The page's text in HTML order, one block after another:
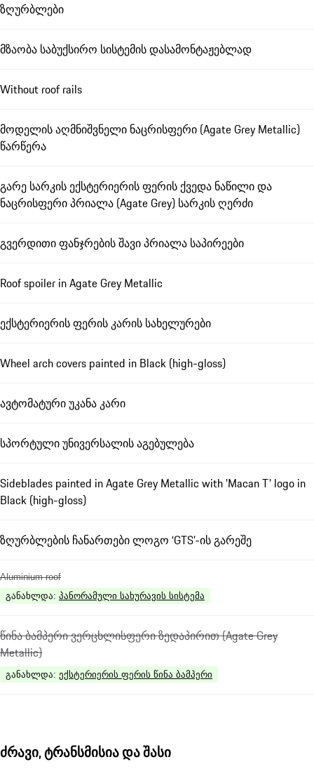
ზღურბლები
მზაობა საბუქსირო სისტემის დასამონტაჟებლად
Without roof rails
მოდელის აღმნიშვნელი ნაცრისფერი (Agate Grey Metallic)
წარწერა
გარე სარკის ექსტერიერის ფერის ქვედა ნაწილი და
ნაცრისფერი პრიალა (Agate Grey) სარკის ღერძი
გვერდითი ფანჯრების შავი პრიალა საპირეები
Roof spoiler in Agate Grey Metallic
ექსტერიერის ფერის კარის სახელურები
Wheel arch covers painted in Black (high-gloss)
ავტომატური უკანა კარი
სპორტული უნივერსალის აგებულება
Sideblades painted in Agate Grey Metallic with 'Macan T' logo in
Black (high-gloss)
ზღურბლების ჩანართები ლოგო ‘GTS’-ის გარეშე
Aluminium roof
განახლდა: პანორამული სახურავის სისტემა
წინა ბამპერი ვერცხლისფერი ზედაპირით (Agate Grey
Metallic)
განახლდა: ექსტერიერის ფერის წინა ბამპერი
ძრავი, ტრანსმისია და შასი